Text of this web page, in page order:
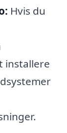
Hvis du
installere